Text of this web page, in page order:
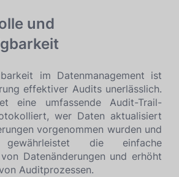
und
im Datenmanagement ist
effektiver Audits unerlässlich.
eine umfassende Audit-Trail-
wer Daten aktualisiert
vorgenommen wurden und
die einfache
Datenänderungen und erhöht
Auditprozessen.